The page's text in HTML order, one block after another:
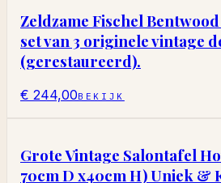
Zeldzame Fischel
set van 3 originele vintage
(gerestaureerd).
€ 244,00BEKIJK
Grote Vintage Salontafel
70cm D x40cm H) Uniek